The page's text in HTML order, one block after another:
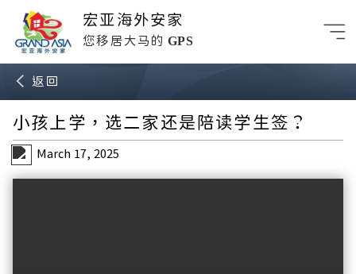
宏亚海外安家
您移居大马的 GPS
返回
小孩上学，选二家还是陪读学生签？
March 17, 2025